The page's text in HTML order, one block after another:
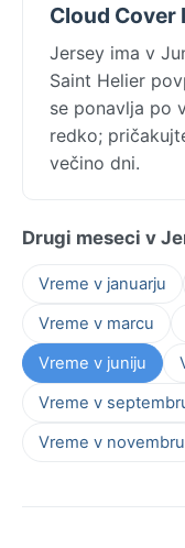
Cloud Cover
Jersey ima v
Saint Helier
se ponavlja po
redko;
večino dni.
Drugi meseci v
Vreme v januarju
Vreme v marcu
Vreme v juniju
Vreme v
Vreme v novembru